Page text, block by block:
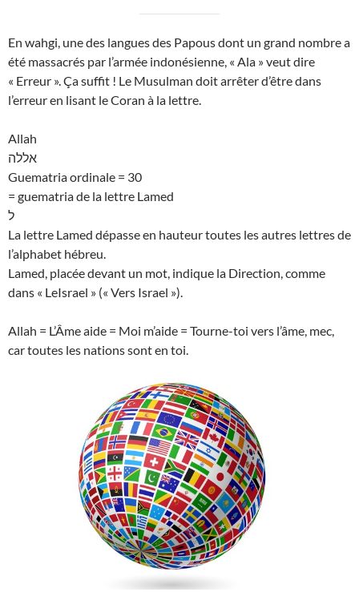
En wahgi, une des langues des Papous dont un grand nombre a
été massacrés par l’armée indonésienne, « Ala » veut dire
« Erreur ». Ça suffit ! Le Musulman doit arrêter d’être dans
l’erreur en lisant le Coran à la lettre.
Allah
אללה
Guematria ordinale = 30
= guematria de la lettre Lamed
ל
La lettre Lamed dépasse en hauteur toutes les autres lettres de
l’alphabet hébreu.
Lamed, placée devant un mot, indique la Direction, comme
dans « LeIsrael » (« Vers Israel »).
Allah = L’Âme aide = Moi m’aide = Tourne-toi vers l’âme, mec,
car toutes les nations sont en toi.